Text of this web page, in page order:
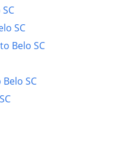
SC
Belo SC
SC